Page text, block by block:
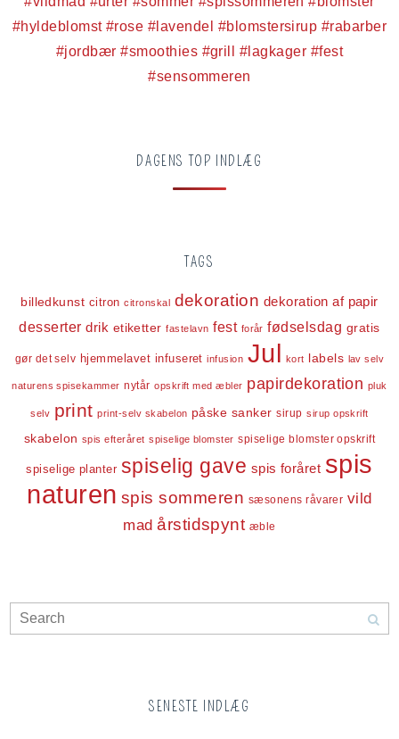
DAGENS TOP INDLÆG
TAGS
billedkunst citron citronskal dekoration dekoration af papir
desserter drik etiketter fastelavn fest forår fødselsdag gratis
gør det selv hjemmelavet infuseret infusion Jul kort labels lav selv
naturens spisekammer nytår opskrift med æbler papirdekoration pluk
selv print print-selv skabelon påske sanker sirup sirup opskrift
skabelon spis efteråret spiselige blomster spiselige blomster opskrift
spiselige planter spiselig gave spis foråret spis
naturen spis sommeren sæsonens råvarer vild
mad årstidspynt æble
SENESTE INDLÆG